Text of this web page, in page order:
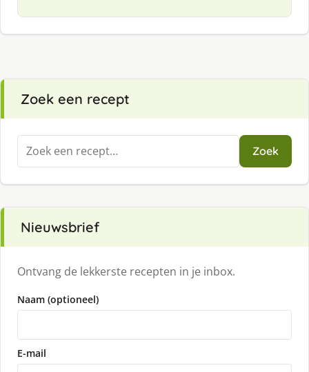
Zoek een recept
Zoeken
naar:
Zoek
Nieuwsbrief
Ontvang de lekkerste recepten in je inbox.
Naam (optioneel)
E-mail